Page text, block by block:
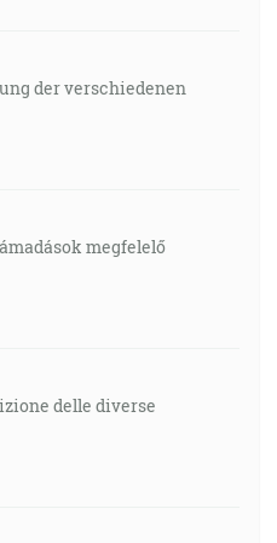
der verschiedenen
megfelelő
delle diverse